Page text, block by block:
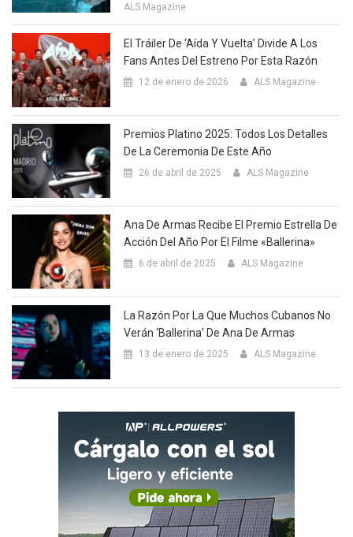
ALS Magazine
El Tráiler De ‘Aída Y Vuelta’ Divide A Los
Fans Antes Del Estreno Por Esta Razón
12 de enero de 2026 ALS Magazine
Premios Platino 2025: Todos Los Detalles
De La Ceremonia De Este Año
26 de abril de 2025 ALS Magazine
Ana De Armas Recibe El Premio Estrella De
Acción Del Año Por El Filme «Ballerina»
6 de abril de 2025 ALS Magazine
La Razón Por La Que Muchos Cubanos No
Verán ‘Ballerina’ De Ana De Armas
13 de enero de 2025 ALS Magazine